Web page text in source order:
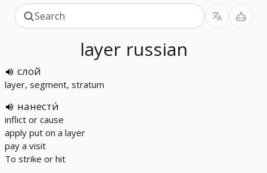
layer russian
слой
layer, segment, stratum
нанести́
inflict or cause
apply put on a layer
pay a visit
To strike or hit